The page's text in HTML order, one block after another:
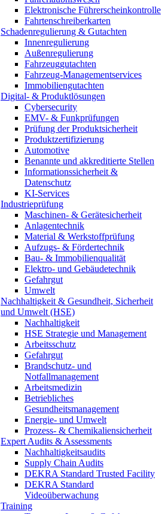
Elektronische Führerscheinkontrolle
Fahrtenschreiberkarten
Schadenregulierung & Gutachten
Innenregulierung
Außenregulierung
Fahrzeuggutachten
Fahrzeug-Managementservices
Immobiliengutachten
Digital- & Produktlösungen
Cybersecurity
EMV- & Funkprüfungen
Prüfung der Produktsicherheit
Produktzertifizierung
Automotive
Benannte und akkreditierte Stellen
Informationssicherheit &
Datenschutz
KI-Services
Industrieprüfung
Maschinen- & Gerätesicherheit
Anlagentechnik
Material & Werkstoffprüfung
Aufzugs- & Fördertechnik
Bau- & Immobilienqualität
Elektro- und Gebäudetechnik
Gefahrgut
Umwelt
Nachhaltigkeit & Gesundheit, Sicherheit
und Umwelt (HSE)
Nachhaltigkeit
HSE Strategie und Management
Arbeitsschutz
Gefahrgut
Brandschutz- und
Notfallmanagement
Arbeitsmedizin
Betriebliches
Gesundheitsmanagement
Energie- und Umwelt
Prozess- & Chemikaliensicherheit
Expert Audits & Assessments
Nachhaltigkeitsaudits
Supply Chain Audits
DEKRA Standard Trusted Facility
DEKRA Standard
Videoüberwachung
Training